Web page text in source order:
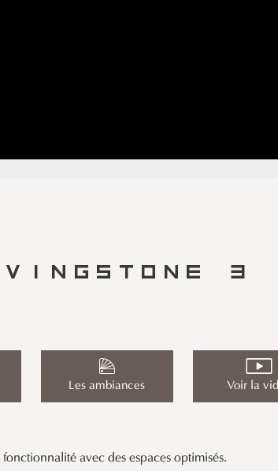
3
Les ambiances Voir la
avec des espaces optimisés.